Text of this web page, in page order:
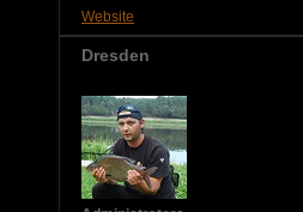
Website
Dresden